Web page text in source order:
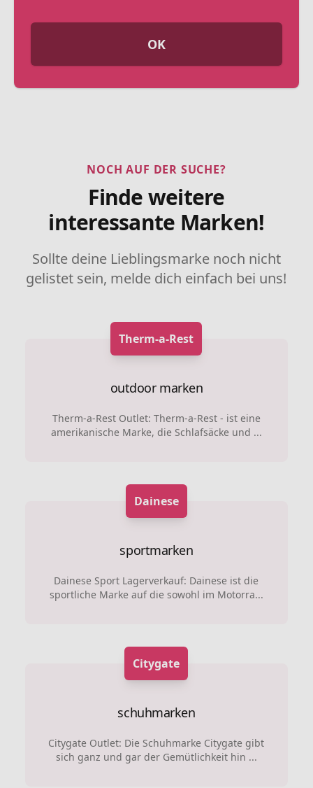
OK
NOCH AUF DER SUCHE?
Finde weitere
interessante Marken!
Sollte deine Lieblingsmarke noch nicht
gelistet sein, melde dich einfach bei uns!
Therm-a-Rest
outdoor marken
Therm-a-Rest Outlet: Therm-a-Rest - ist eine
amerikanische Marke, die Schlafsäcke und ...
Dainese
sportmarken
Dainese Sport Lagerverkauf: Dainese ist die
sportliche Marke auf die sowohl im Motorra...
Citygate
schuhmarken
Citygate Outlet: Die Schuhmarke Citygate gibt
sich ganz und gar der Gemütlichkeit hin ...